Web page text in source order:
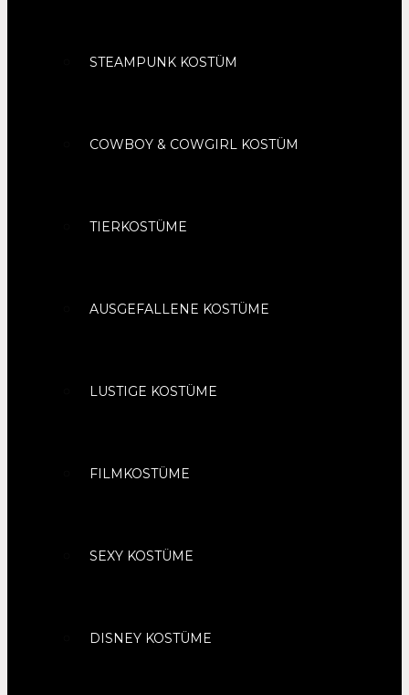
STEAMPUNK KOSTÜM
COWBOY & COWGIRL KOSTÜM
TIERKOSTÜME
AUSGEFALLENE KOSTÜME
LUSTIGE KOSTÜME
FILMKOSTÜME
SEXY KOSTÜME
DISNEY KOSTÜME